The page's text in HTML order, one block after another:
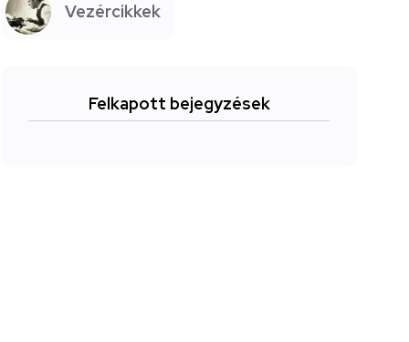
Vezércikkek
Felkapott bejegyzések